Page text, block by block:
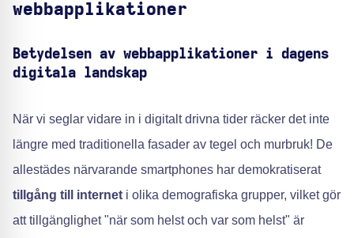
webbapplikationer
Betydelsen av webbapplikationer i dagens
digitala landskap
När vi seglar vidare in i digitalt drivna tider räcker det inte
längre med traditionella fasader av tegel och murbruk! De
allestädes närvarande smartphones har demokratiserat
tillgång till internet i olika demografiska grupper, vilket gör
att tillgänglighet "när som helst och var som helst" är